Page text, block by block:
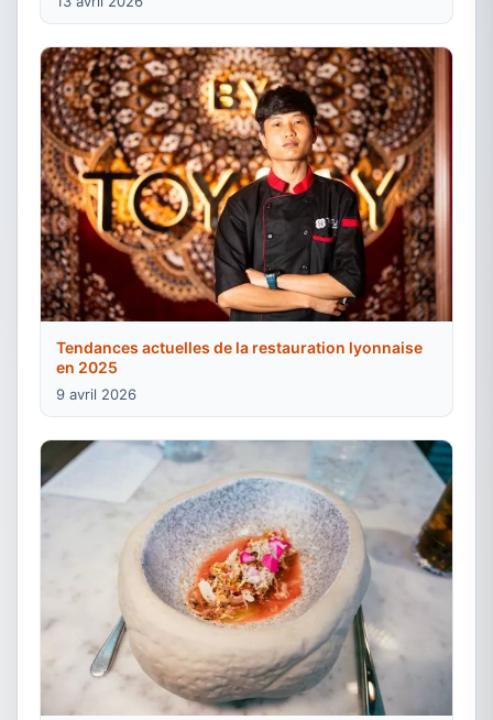
Tendances actuelles de la restauration lyonnaise
en 2025
9 avril 2026